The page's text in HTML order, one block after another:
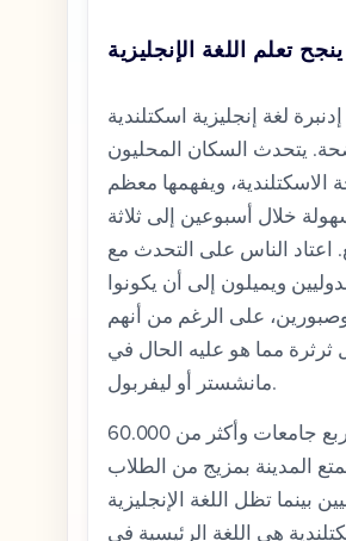
ينجح تعلم اللغة الإنجليزية
لغة إنجليزية اسكتلندية
يتحدث السكان المحليون
الاسكتلندية، ويفهمها معظم
خلال أسبوعين إلى ثلاثة
اعتاد الناس على التحدث مع
ويميلون إلى أن يكونوا
على الرغم من أنهم
ثرثرة مما هو عليه الحال في
مانشستر أو ليفربول.
مع أربع جامعات وأكثر من 60.000
المدينة بمزيج من الطلاب
بينما تظل اللغة الإنجليزية
هي اللغة الرئيسية في